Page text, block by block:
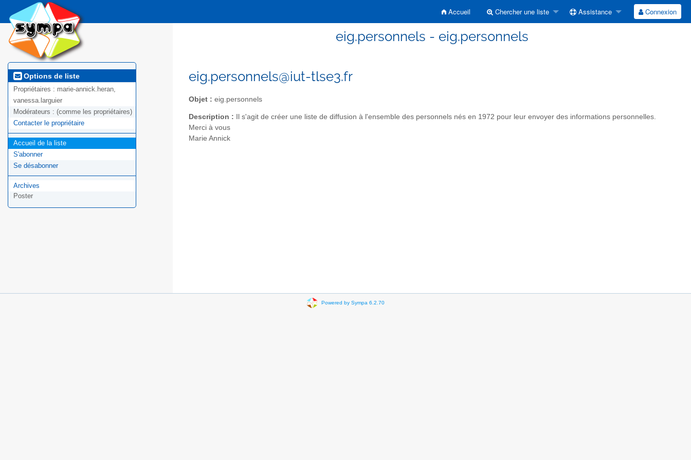
Accueil Chercher une liste Assistance Connexion
eig.personnels - eig.personnels
Options de liste
Propriétaires : marie-annick.heran,
vanessa.larguier
Modérateurs : (comme les propriétaires)
Contacter le propriétaire
Accueil de la liste
S'abonner
Se désabonner
Archives
Poster
eig.personnels@iut-tlse3.fr
Objet : eig.personnels
Description : Il s'agit de créer une liste de diffusion à l'ensemble des personnels nés en 1972 pour leur envoyer des informations personnelles.
Merci à vous
Marie Annick
Powered by Sympa 6.2.70